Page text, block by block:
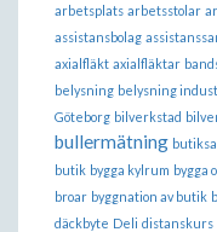
arbetsplats arbetsstolar
assistansbolag
axialfläkt axialfläktar
belysning belysning
Göteborg bilverkstad
bullermätning
butik bygga kylrum bygga
broar byggnation av butik
däckbyte Deli distanskurs